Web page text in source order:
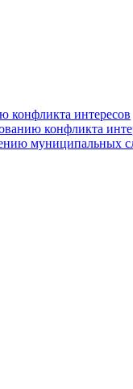
конфликта интересов
конфликта
муниципальных